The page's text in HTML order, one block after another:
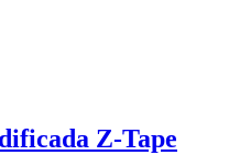
Z-Tape